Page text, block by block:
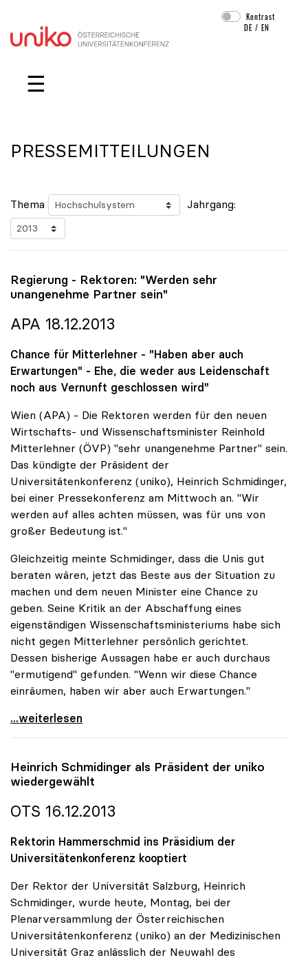
Navigation überspringen
Kontrast
DE /EN
☰
PRESSEMITTEILUNGEN
Thema Jahrgang:
Regierung - Rektoren: "Werden sehr
unangenehme Partner sein"
APA 18.12.2013
Chance für Mitterlehner - "Haben aber auch
Erwartungen" - Ehe, die weder aus Leidenschaft
noch aus Vernunft geschlossen wird"
Wien (APA) - Die Rektoren werden für den neuen
Wirtschafts- und Wissenschaftsminister Reinhold
Mitterlehner (ÖVP) "sehr unangenehme Partner" sein.
Das kündigte der Präsident der
Universitätenkonferenz (uniko), Heinrich Schmidinger,
bei einer Pressekonferenz am Mittwoch an. "Wir
werden auf alles achten müssen, was für uns von
großer Bedeutung ist."
Gleichzeitig meinte Schmidinger, dass die Unis gut
beraten wären, jetzt das Beste aus der Situation zu
machen und dem neuen Minister eine Chance zu
geben. Seine Kritik an der Abschaffung eines
eigenständigen Wissenschaftsministeriums habe sich
nicht gegen Mitterlehner persönlich gerichtet.
Dessen bisherige Aussagen habe er auch durchaus
"ermutigend" gefunden. "Wenn wir diese Chance
einräumen, haben wir aber auch Erwartungen."
Regierung - Rektoren: \"Werden sehr unangenehme
...weiterlesen
Heinrich Schmidinger als Präsident der uniko
wiedergewählt
OTS 16.12.2013
Rektorin Hammerschmid ins Präsidium der
Universitätenkonferenz kooptiert
Der Rektor der Universität Salzburg, Heinrich
Schmidinger, wurde heute, Montag, bei der
Plenarversammlung der Österreichischen
Universitätenkonferenz (uniko) an der Medizinischen
Universität Graz anlässlich der Neuwahl des